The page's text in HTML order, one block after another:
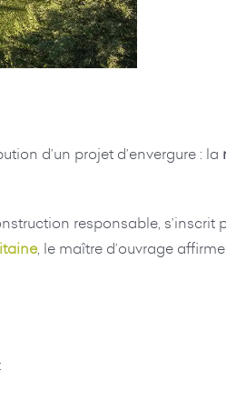
d’un projet d’envergure : la
responsable, s’inscrit
, le maître d’ouvrage